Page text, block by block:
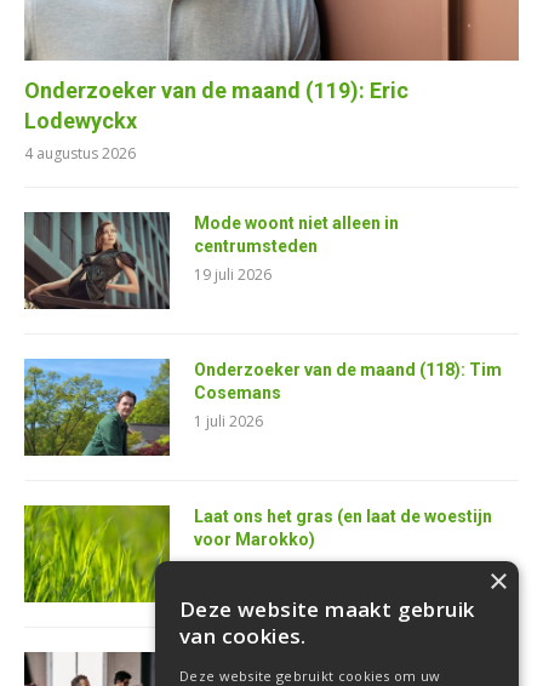
Onderzoeker van de maand (119): Eric
Lodewyckx
4 augustus 2026
Mode woont niet alleen in
centrumsteden
19 juli 2026
Onderzoeker van de maand (118): Tim
Cosemans
1 juli 2026
Laat ons het gras (en laat de woestijn
voor Marokko)
25 juni 2026 ×
Deze website maakt gebruik
van cookies.
Deze website gebruikt cookies om uw